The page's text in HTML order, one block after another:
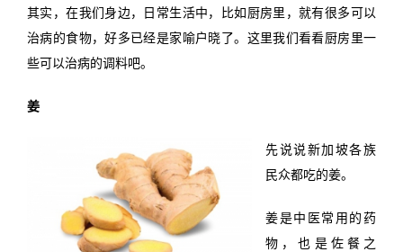
其实，在我们身边，日常生活中，比如厨房里，就有很多可以
治病的食物，好多已经是家喻户晓了。这里我们看看厨房里一
些可以治病的调料吧。
姜
先说说新加坡各族
民众都吃的姜。
姜是中医常用的药
物，也是佐餐之